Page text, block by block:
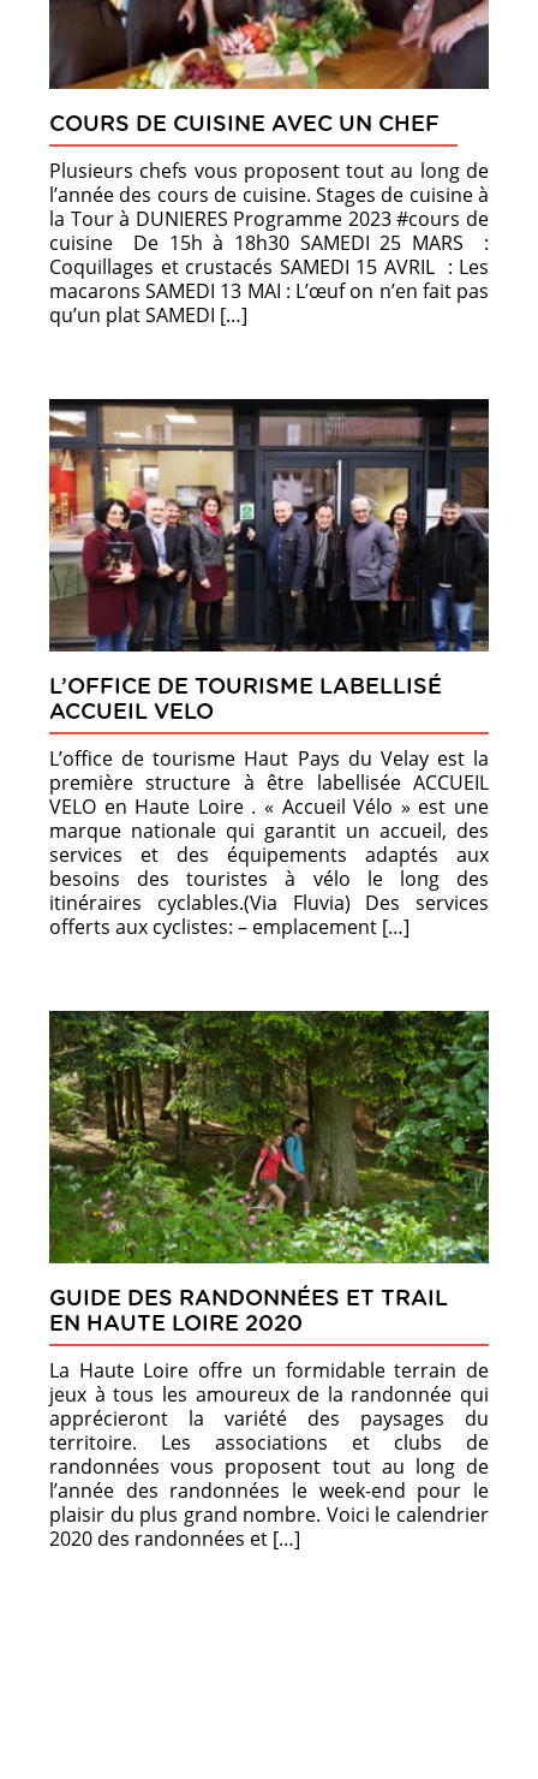
COURS DE CUISINE AVEC UN CHEF
Plusieurs chefs vous proposent tout au long de
l’année des cours de cuisine. Stages de cuisine à
la Tour à DUNIERES Programme 2023 #cours de
cuisine De 15h à 18h30 SAMEDI 25 MARS :
Coquillages et crustacés SAMEDI 15 AVRIL : Les
macarons SAMEDI 13 MAI : L’œuf on n’en fait pas
qu’un plat SAMEDI […]
L’OFFICE DE TOURISME LABELLISÉ
ACCUEIL VELO
L’office de tourisme Haut Pays du Velay est la
première structure à être labellisée ACCUEIL
VELO en Haute Loire . « Accueil Vélo » est une
marque nationale qui garantit un accueil, des
services et des équipements adaptés aux
besoins des touristes à vélo le long des
itinéraires cyclables.(Via Fluvia) Des services
offerts aux cyclistes: – emplacement […]
GUIDE DES RANDONNÉES ET TRAIL
EN HAUTE LOIRE 2020
La Haute Loire offre un formidable terrain de
jeux à tous les amoureux de la randonnée qui
apprécieront la variété des paysages du
territoire. Les associations et clubs de
randonnées vous proposent tout au long de
l’année des randonnées le week-end pour le
plaisir du plus grand nombre. Voici le calendrier
2020 des randonnées et […]